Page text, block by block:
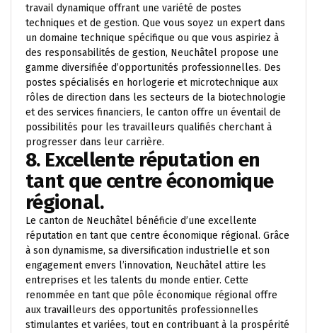
travail dynamique offrant une variété de postes
techniques et de gestion. Que vous soyez un expert dans
un domaine technique spécifique ou que vous aspiriez à
des responsabilités de gestion, Neuchâtel propose une
gamme diversifiée d’opportunités professionnelles. Des
postes spécialisés en horlogerie et microtechnique aux
rôles de direction dans les secteurs de la biotechnologie
et des services financiers, le canton offre un éventail de
possibilités pour les travailleurs qualifiés cherchant à
progresser dans leur carrière.
8. Excellente réputation en
tant que centre économique
régional.
Le canton de Neuchâtel bénéficie d’une excellente
réputation en tant que centre économique régional. Grâce
à son dynamisme, sa diversification industrielle et son
engagement envers l’innovation, Neuchâtel attire les
entreprises et les talents du monde entier. Cette
renommée en tant que pôle économique régional offre
aux travailleurs des opportunités professionnelles
stimulantes et variées, tout en contribuant à la prospérité